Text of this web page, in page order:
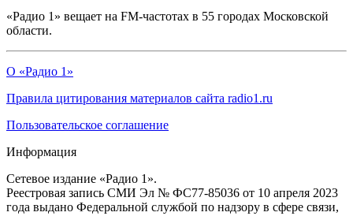
«Радио 1» вещает на FM-частотах в 55 городах Московской
области.
О «Радио 1»
Правила цитирования материалов сайта radio1.ru
Пользовательское соглашение
Информация
Сетевое издание «Радио 1».
Реестровая запись СМИ Эл № ФС77-85036 от 10 апреля 2023
года выдано Федеральной службой по надзору в сфере связи,